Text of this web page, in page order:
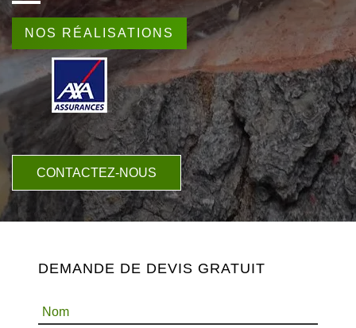
NOS RÉALISATIONS
CONTACTEZ-NOUS
DEMANDE DE DEVIS GRATUIT
Nom